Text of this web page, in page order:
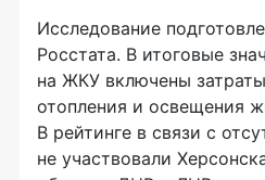
Исследование
Росстата. В итоговые
на ЖКУ включены
отопления и освещения
В рейтинге в связи с
не участвовали